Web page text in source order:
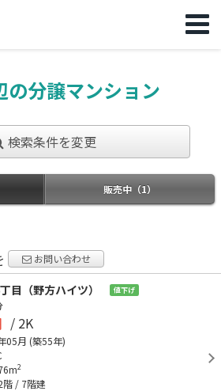
の分譲マンション
検索条件を変更
販売中（1）
お問い合わせ
目（野方ハイツ） 値下げ
/ 2K
05月 (築55年)
2
階 / 7階建